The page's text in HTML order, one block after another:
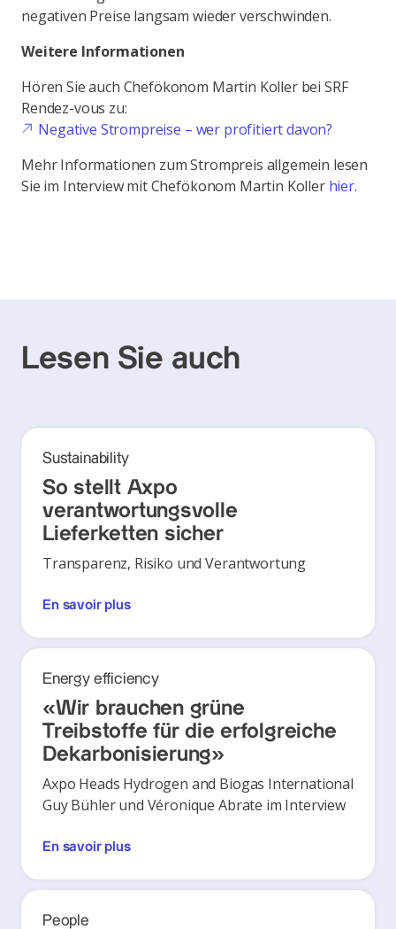
negativen Preise langsam wieder verschwinden.
Weitere Informationen
Hören Sie auch Chefökonom Martin Koller bei SRF
Rendez-vous zu:
Negative Strompreise – wer profitiert davon?
Mehr Informationen zum Strompreis allgemein lesen
Sie im Interview mit Chefökonom Martin Koller hier.
Lesen Sie auch
Sustainability
So stellt Axpo
verantwortungsvolle
Lieferketten sicher
Transparenz, Risiko und Verantwortung
En savoir plus
Energy efficiency
«Wir brauchen grüne
Treibstoffe für die erfolgreiche
Dekarbonisierung»
Axpo Heads Hydrogen and Biogas International
Guy Bühler und Véronique Abrate im Interview
En savoir plus
People